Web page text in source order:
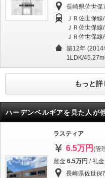
長崎県佐世保
ＪＲ佐世保
ＪＲ佐世保
ＪＲ佐世保
築12年 (2014
1LDK/
もっと
ハーデンベルギアを見た人が
ラスティア
6.5万円 (管
敷金 6.5万円 / 礼金
長崎県佐世保